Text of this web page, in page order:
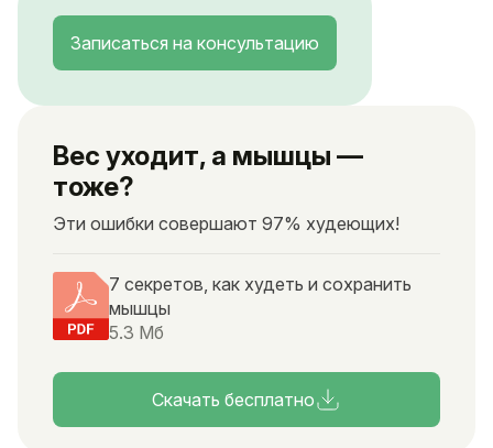
Записаться на консультацию
Вес уходит, а мышцы —
тоже?
Эти ошибки совершают 97% худеющих!
7 секретов, как худеть и сохранить
мышцы
5.3 Мб
Скачать бесплатно